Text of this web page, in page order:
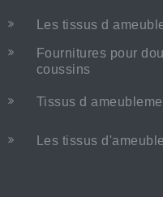
Les tissus d
Fournitures pour
coussins
Tissus d
Les tissus